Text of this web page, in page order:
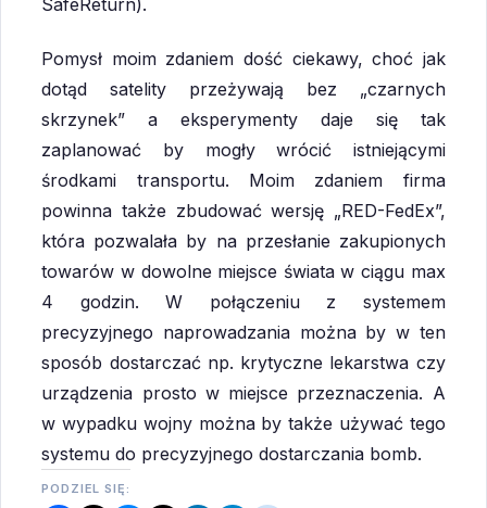
Pomysł moim zdaniem dość ciekawy, choć jak
dotąd satelity przeżywają bez „czarnych
skrzynek” a eksperymenty daje się tak
zaplanować by mogły wrócić istniejącymi
środkami transportu. Moim zdaniem firma
powinna także zbudować wersję „RED-FedEx”,
która pozwalała by na przesłanie zakupionych
towarów w dowolne miejsce świata w ciągu max
4 godzin. W połączeniu z systemem
precyzyjnego naprowadzania można by w ten
sposób dostarczać np. krytyczne lekarstwa czy
urządzenia prosto w miejsce przeznaczenia. A
w wypadku wojny można by także używać tego
systemu do precyzyjnego dostarczania bomb.
PODZIEL SIĘ: